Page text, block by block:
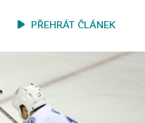
PŘEHRÁT ČLÁNEK